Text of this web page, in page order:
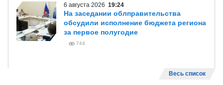
6 августа 2026 19:24
На заседании облправительства
обсудили исполнение бюджета региона
за первое полугодие
744
Весь список